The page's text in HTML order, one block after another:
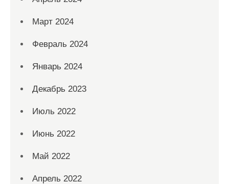
Март 2024
Февраль 2024
Январь 2024
Декабрь 2023
Июль 2022
Июнь 2022
Май 2022
Апрель 2022